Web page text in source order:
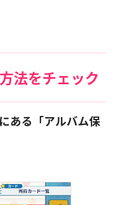
法をチェック
ある「アルバム保